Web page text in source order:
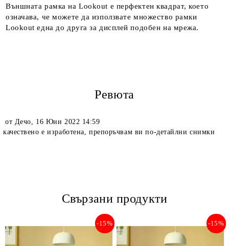
Външната рамка на Lookout е перфектен квадрат, което
означава, че можете да използвате множество рамки
Lookout една до друга за дисплей подобен на мрежа.
Ревюта
от Дечо, 16 Юни 2022 14:59
качествено е изработена, препоръчвам ви по-детайлни снимки
Свързани продукти
-15% -15%